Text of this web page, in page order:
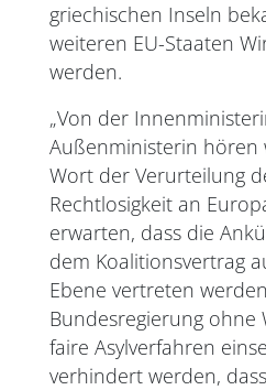
griechischen Inseln
weiteren EU-Staaten
werden.
„Von der
Außenministerin hören
Wort der Verurteilung
Rechtlosigkeit an
erwarten, dass die
dem Koalitionsvertrag
Ebene vertreten
Bundesregierung
faire Asylverfahren
verhindert werden,